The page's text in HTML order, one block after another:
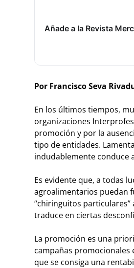
Añade a la Revista
Por Francisco Seva
En los últimos tiempos,
organizaciones
promoción y por la
tipo de entidades.
indudablemente conduce
Es evidente que, a todas
agroalimentarios puedan
“chiringuitos
traduce en ciertas
La promoción es una
campañas promocionales
que se consiga una